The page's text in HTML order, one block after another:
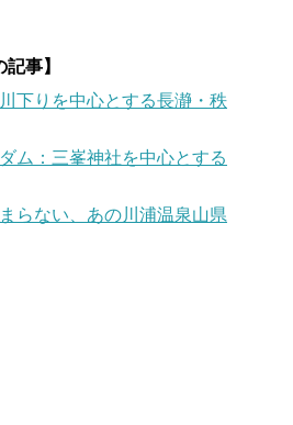
事】
下りを中心とする長瀞・秩
ム：三峯神社を中心とする
らない、あの川浦温泉山県